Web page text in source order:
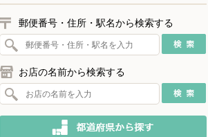
郵便番号・住所・駅名から検索する
お店の名前から検索する